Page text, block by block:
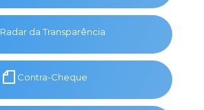
Radar da Transparência
Contra-Cheque